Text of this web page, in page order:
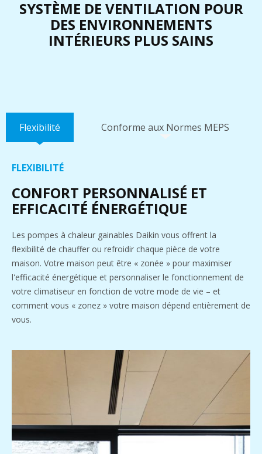
SYSTÈME DE VENTILATION POUR
DES ENVIRONNEMENTS
INTÉRIEURS PLUS SAINS
Flexibilité Conforme aux Normes MEPS
FLEXIBILITÉ
CONFORT PERSONNALISÉ ET
EFFICACITÉ ÉNERGÉTIQUE
Les pompes à chaleur gainables Daikin vous offrent la
flexibilité de chauffer ou refroidir chaque pièce de votre
maison. Votre maison peut être « zonée » pour maximiser
l'efficacité énergétique et personnaliser le fonctionnement de
votre climatiseur en fonction de votre mode de vie – et
comment vous « zonez » votre maison dépend entièrement de
vous.